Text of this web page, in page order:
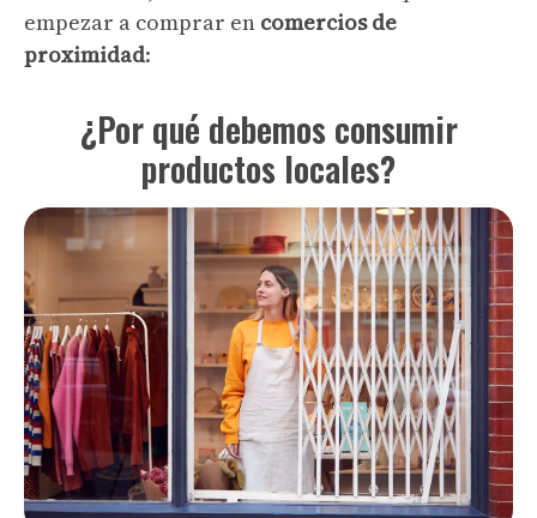
empezar a comprar en comercios de
proximidad:
¿Por qué debemos consumir
productos locales?